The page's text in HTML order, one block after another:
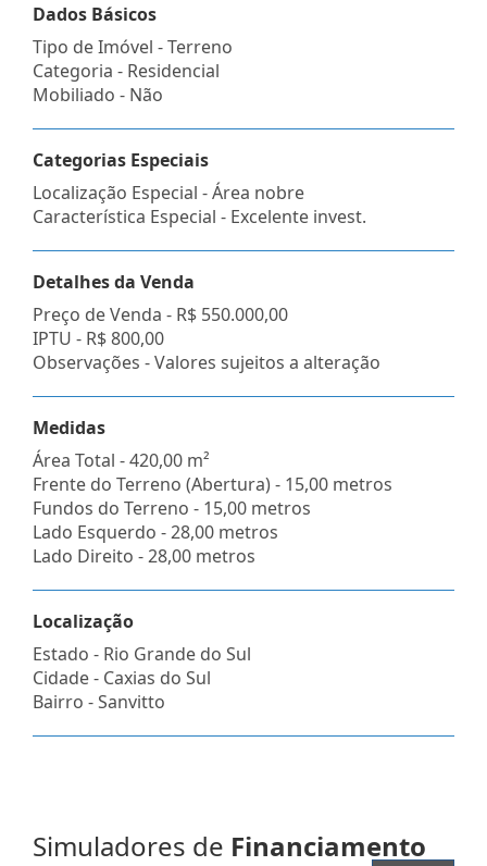
Dados Básicos
Tipo de Imóvel - Terreno
Categoria - Residencial
Mobiliado - Não
Categorias Especiais
Localização Especial - Área nobre
Característica Especial - Excelente invest.
Detalhes da Venda
Preço de Venda - R$ 550.000,00
IPTU - R$ 800,00
Observações - Valores sujeitos a alteração
Medidas
Área Total - 420,00 m²
Frente do Terreno (Abertura) - 15,00 metros
Fundos do Terreno - 15,00 metros
Lado Esquerdo - 28,00 metros
Lado Direito - 28,00 metros
Localização
Estado - Rio Grande do Sul
Cidade - Caxias do Sul
Bairro -Sanvitto
Simuladores de Financiamento